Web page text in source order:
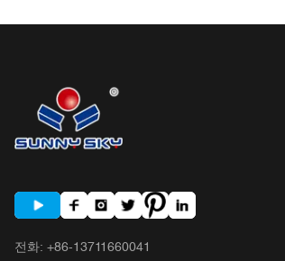
전화: +86-13711660041